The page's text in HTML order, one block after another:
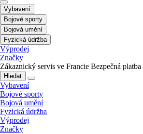
Vybavení
Bojové sporty
Bojová umění
Fyzická údržba
Výprodej
Značky
Zákaznický servis ve Francie Bezpečná platba
Hledat
Vybavení
Bojové sporty
Bojová umění
Fyzická údržba
Výprodej
Značky